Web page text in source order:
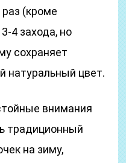
(кроме
4 захода, но
сохраняет
натуральный цвет.
внимания
традиционный
на зиму,